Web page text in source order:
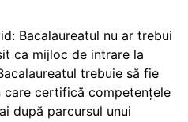
Bacalaureatul nu ar trebui
ca mijloc de intrare la
trebuie să fie
care certifică competențele
după parcursul unui